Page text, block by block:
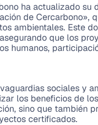
ha actualizado su
de Cercarbono»,
ambientales. Este
que los
humanos,
sociales y
los beneficios de
sino que también
certificados.